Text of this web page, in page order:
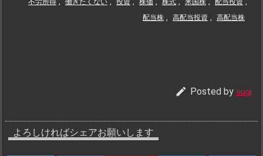
不労所得 , 働きたくない , 投資 , 株価 , 株式 , 米国株 , 配当投資 ,
配当株 , 高配当投資 , 高配当株
 Posted by sugi
よろしければシェアお願いします